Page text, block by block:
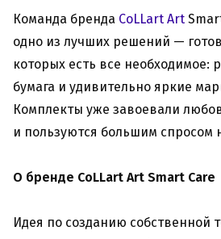
Команда бренда CoLLart Art
одно из лучших решений —
которых есть все необходимое:
бумага и удивительно яркие
Комплекты уже завоевали
и пользуются большим спросом
О бренде CoLLart Art Smart Care
Идея по созданию собственной